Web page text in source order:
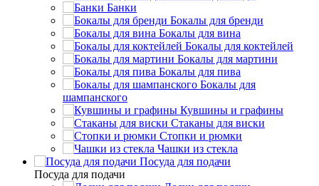
Банки
Бокалы для бренди
Бокалы для вина
Бокалы для коктейлей
Бокалы для мартини
Бокалы для пива
Бокалы для
шампанского
Кувшины и графины
Стаканы для виски
Стопки и рюмки
Чашки из стекла
Посуда для подачи
Посуда для подачи